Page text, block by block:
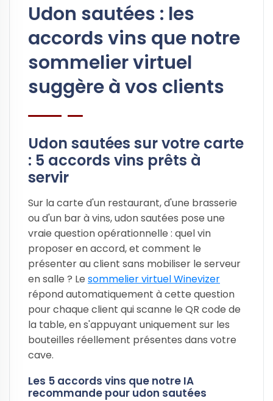
Udon sautées : les
accords vins que notre
sommelier virtuel
suggère à vos clients
Udon sautées sur votre carte
: 5 accords vins prêts à
servir
Sur la carte d'un restaurant, d'une brasserie
ou d'un bar à vins, udon sautées pose une
vraie question opérationnelle : quel vin
proposer en accord, et comment le
présenter au client sans mobiliser le serveur
en salle ? Le sommelier virtuel Winevizer
répond automatiquement à cette question
pour chaque client qui scanne le QR code de
la table, en s'appuyant uniquement sur les
bouteilles réellement présentes dans votre
cave.
Les 5 accords vins que notre IA
recommande pour udon sautées